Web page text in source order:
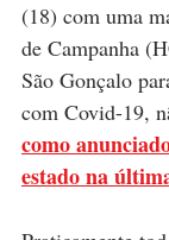
(18) com uma
de Campanha
São Gonçalo
com Covid-19,
como
estado na